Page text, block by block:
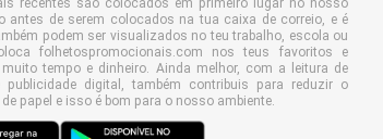
recentes são colocados em primeiro lugar no nosso
antes de serem colocados na tua caixa de correio, e é
podem ser visualizados no teu trabalho, escola ou
folhetospromocionais.com nos teus favoritos e
tempo e dinheiro. Ainda melhor, com a leitura de
publicidade digital, também contribuis para reduzir o
papel e isso é bom para o nosso ambiente.